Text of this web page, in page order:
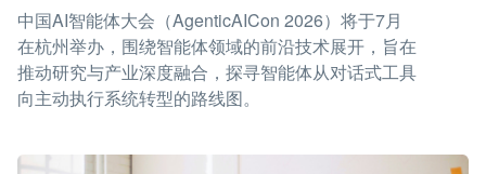
中国AI智能体大会（AgenticAICon 2026）将于7月
在杭州举办，围绕智能体领域的前沿技术展开，旨在
推动研究与产业深度融合，探寻智能体从对话式工具
向主动执行系统转型的路线图。